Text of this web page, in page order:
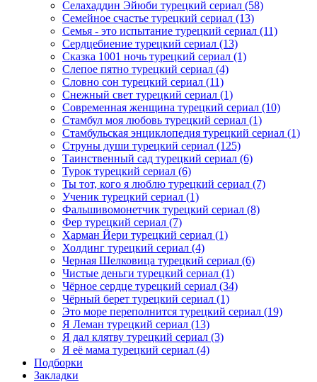
Селахаддин Эйюби турецкий сериал (58)
Семейное счастье турецкий сериал (13)
Семья - это испытание турецкий сериал (11)
Сердцебиение турецкий сериал (13)
Сказка 1001 ночь турецкий сериал (1)
Слепое пятно турецкий сериал (4)
Словно сон турецкий сериал (11)
Снежный свет турецкий сериал (1)
Современная женщина турецкий сериал (10)
Стамбул моя любовь турецкий сериал (1)
Стамбульская энциклопедия турецкий сериал (1)
Струны души турецкий сериал (125)
Таинственный сад турецкий сериал (6)
Турок турецкий сериал (6)
Ты тот, кого я люблю турецкий сериал (7)
Ученик турецкий сериал (1)
Фальшивомонетчик турецкий сериал (8)
Фер турецкий сериал (7)
Харман Йери турецкий сериал (1)
Холдинг турецкий сериал (4)
Черная Шелковица турецкий сериал (6)
Чистые деньги турецкий сериал (1)
Чёрное сердце турецкий сериал (34)
Чёрный берет турецкий сериал (1)
Это море переполнится турецкий сериал (19)
Я Леман турецкий сериал (13)
Я дал клятву турецкий сериал (3)
Я её мама турецкий сериал (4)
Подборки
Закладки